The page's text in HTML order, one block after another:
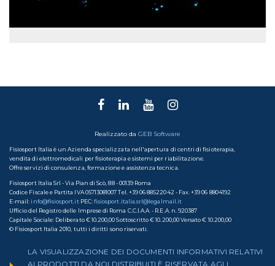
Realizzato da GEB Software
Fisiosport Italia è un Azienda specializzata nell'apertura di centri di fisioterapia,
vendita di elettromedicali per fisioterapia e sistemi per riabilitazione.
Offre servizi di consulenza, formazione e assistenza tecnica.
Fisiosport Italia Srl - Via Pian di Scò, 88 - 00139 Roma
Codice Fiscale e Partita IVA 05713081007 Tel. +39 06 88522042 - Fax. +39 06 8804192
E-mail: info@fisiosport.itPEC:fisiosport.italia.srl@legalmail.it
Ufficio del Registro delle Imprese di Roma C.C.I.A.A. - R.E.A. n. 920387
Capitale Sociale: Deliberato € 10.200,00 Sottoscritto € 10.200,00 Versato € 10.200,00
© Fisiosport Italia 2010, tutti i diritti sono riservati.
LA VISUALIZZAZIONE DEI DOCUMENTI INFORMATIVI RELATIVI
AI PRODOTTI DA NOI DISTRIBUITI È RISERVATA AGLI